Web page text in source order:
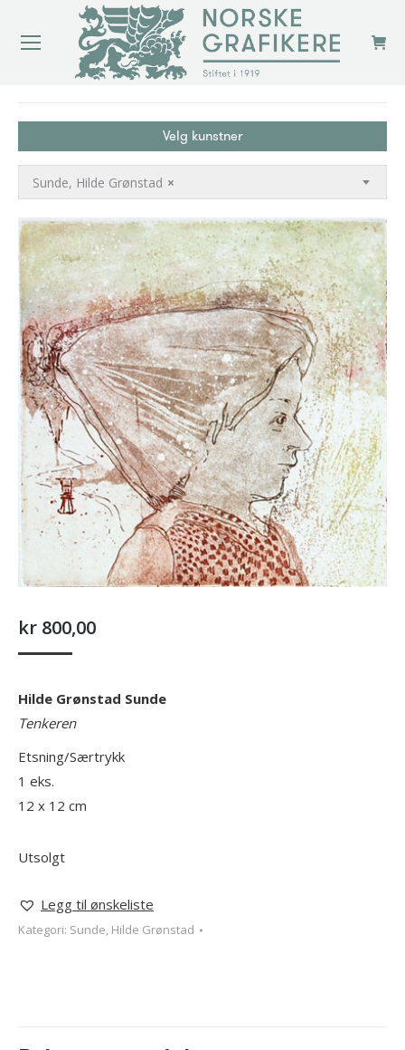
Velg kunstner
×
Sunde, Hilde Grønstad
kr 800,00
Hilde Grønstad Sunde
Tenkeren
Etsning/Særtrykk
1 eks.
12 x 12 cm
Utsolgt
Legg til ønskeliste
Kategori: Sunde, Hilde Grønstad